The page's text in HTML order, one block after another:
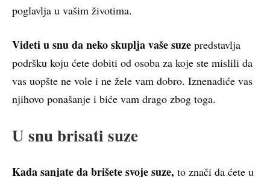
poglavlja u vašim životima.
Videti u snu da neko skuplja vaše suze predstavlja
podršku koju ćete dobiti od osoba za koje ste mislili da
vas uopšte ne vole i ne žele vam dobro. Iznenadiće vas
njihovo ponašanje i biće vam drago zbog toga.
U snu brisati suze
Kada sanjate da brišete svoje suze, to znači da ćete u